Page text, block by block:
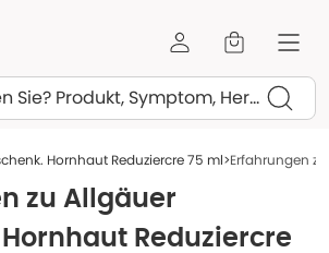
Hornhaut Reduziercre 75 ml Erfahrungen
zu Allgäuer
Reduziercre